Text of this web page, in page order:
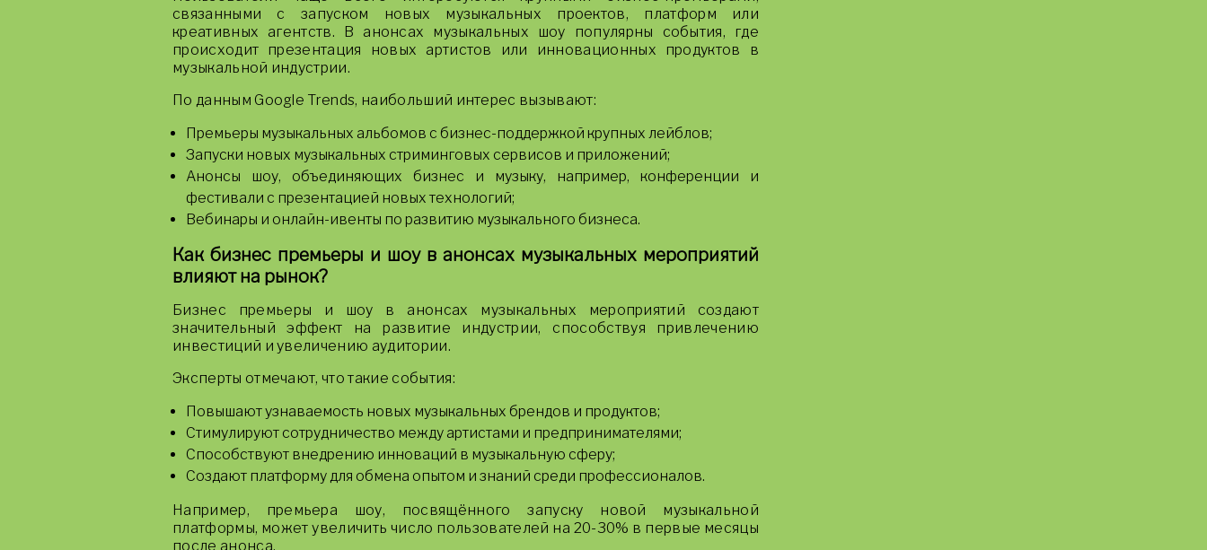
связанными с запуском новых музыкальных проектов, платформ или
креативных агентств. В анонсах музыкальных шоу популярны события, где
происходит презентация новых артистов или инновационных продуктов в
музыкальной индустрии.
По данным Google Trends, наибольший интерес вызывают:
Премьеры музыкальных альбомов с бизнес-поддержкой крупных лейблов;
Запуски новых музыкальных стриминговых сервисов и приложений;
Анонсы шоу, объединяющих бизнес и музыку, например, конференции и
фестивали с презентацией новых технологий;
Вебинары и онлайн-ивенты по развитию музыкального бизнеса.
Как бизнес премьеры и шоу в анонсах музыкальных мероприятий
влияют на рынок?
Бизнес премьеры и шоу в анонсах музыкальных мероприятий создают
значительный эффект на развитие индустрии, способствуя привлечению
инвестиций и увеличению аудитории.
Эксперты отмечают, что такие события:
Повышают узнаваемость новых музыкальных брендов и продуктов;
Стимулируют сотрудничество между артистами и предпринимателями;
Способствуют внедрению инноваций в музыкальную сферу;
Создают платформу для обмена опытом и знаний среди профессионалов.
Например, премьера шоу, посвящённого запуску новой музыкальной
платформы, может увеличить число пользователей на 20-30% в первые месяцы
после анонса.